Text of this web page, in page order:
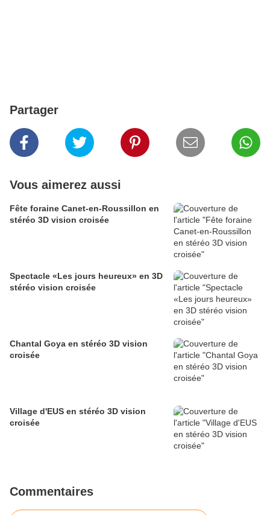
Partager
Vous aimerez aussi
Fête foraine Canet-en-Roussillon en
stéréo 3D vision croisée
Spectacle «Les jours heureux» en 3D
stéréo vision croisée
Chantal Goya en stéréo 3D vision
croisée
Village d'EUS en stéréo 3D vision
croisée
Commentaires